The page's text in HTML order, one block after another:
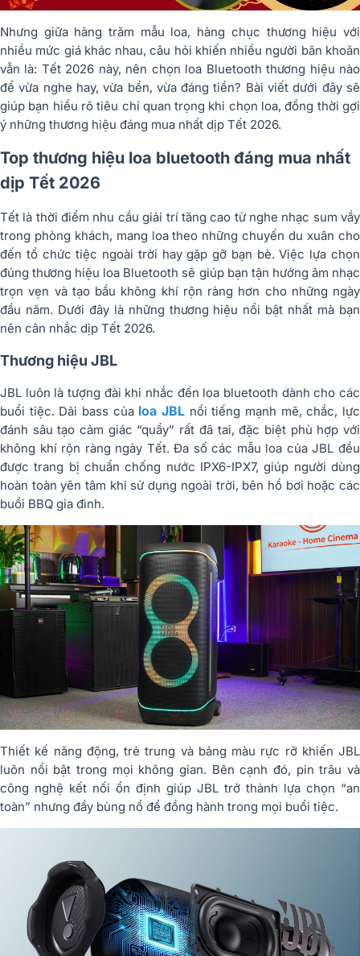
Nhưng giữa hàng trăm mẫu loa, hàng chục thương hiệu với
nhiều mức giá khác nhau, câu hỏi khiến nhiều người băn khoăn
vẫn là: Tết 2026 này, nên chọn loa Bluetooth thương hiệu nào
để vừa nghe hay, vừa bền, vừa đáng tiền? Bài viết dưới đây sẽ
giúp bạn hiểu rõ tiêu chí quan trọng khi chọn loa, đồng thời gợi
ý những thương hiệu đáng mua nhất dịp Tết 2026.
Top thương hiệu loa bluetooth đáng mua nhất
dịp Tết 2026
Tết là thời điểm nhu cầu giải trí tăng cao từ nghe nhạc sum vầy
trong phòng khách, mang loa theo những chuyến du xuân cho
đến tổ chức tiệc ngoài trời hay gặp gỡ bạn bè. Việc lựa chọn
đúng thương hiệu loa Bluetooth sẽ giúp bạn tận hưởng âm nhạc
trọn vẹn và tạo bầu không khí rộn ràng hơn cho những ngày
đầu năm. Dưới đây là những thương hiệu nổi bật nhất mà bạn
nên cân nhắc dịp Tết 2026.
Thương hiệu JBL
JBL luôn là tượng đài khi nhắc đến loa bluetooth dành cho các
buổi tiệc. Dải bass của loa JBL nổi tiếng mạnh mẽ, chắc, lực
đánh sâu tạo cảm giác “quẩy” rất đã tai, đặc biệt phù hợp với
không khí rộn ràng ngày Tết. Đa số các mẫu loa của JBL đều
được trang bị chuẩn chống nước IPX6-IPX7, giúp người dùng
hoàn toàn yên tâm khi sử dụng ngoài trời, bên hồ bơi hoặc các
buổi BBQ gia đình.
Thiết kế năng động, trẻ trung và bảng màu rực rỡ khiến JBL
luôn nổi bật trong mọi không gian. Bên cạnh đó, pin trâu và
công nghệ kết nối ổn định giúp JBL trở thành lựa chọn “an
toàn” nhưng đầy bùng nổ để đồng hành trong mọi buổi tiệc.